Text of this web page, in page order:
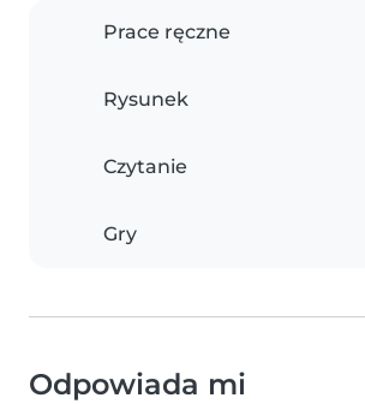
Prace ręczne
Rysunek
Czytanie
Gry
Odpowiada mi